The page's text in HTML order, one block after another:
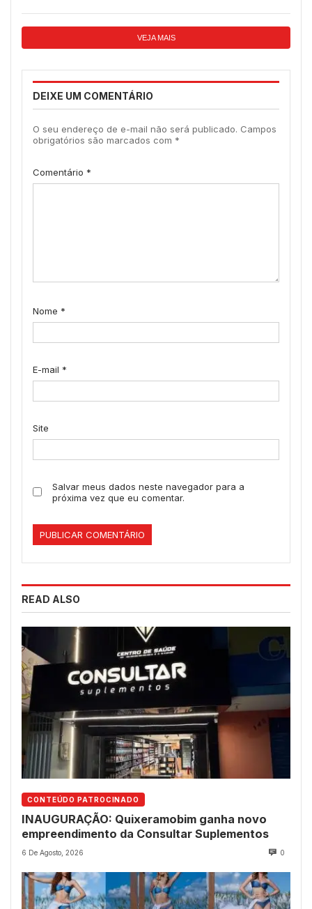
VEJA MAIS
DEIXE UM COMENTÁRIO
O seu endereço de e-mail não será publicado. Campos
obrigatórios são marcados com *
Comentário *
Nome *
E-mail *
Site
Salvar meus dados neste navegador para a
próxima vez que eu comentar.
READ ALSO
CONTEÚDO PATROCINADO
INAUGURAÇÃO: Quixeramobim ganha novo
empreendimento da Consultar Suplementos
6 De Agosto, 2026 0